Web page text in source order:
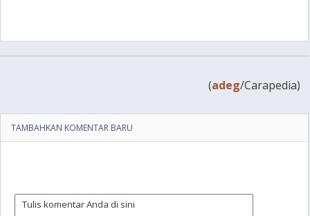
(adeg/Carapedia)
TAMBAHKAN KOMENTAR BARU